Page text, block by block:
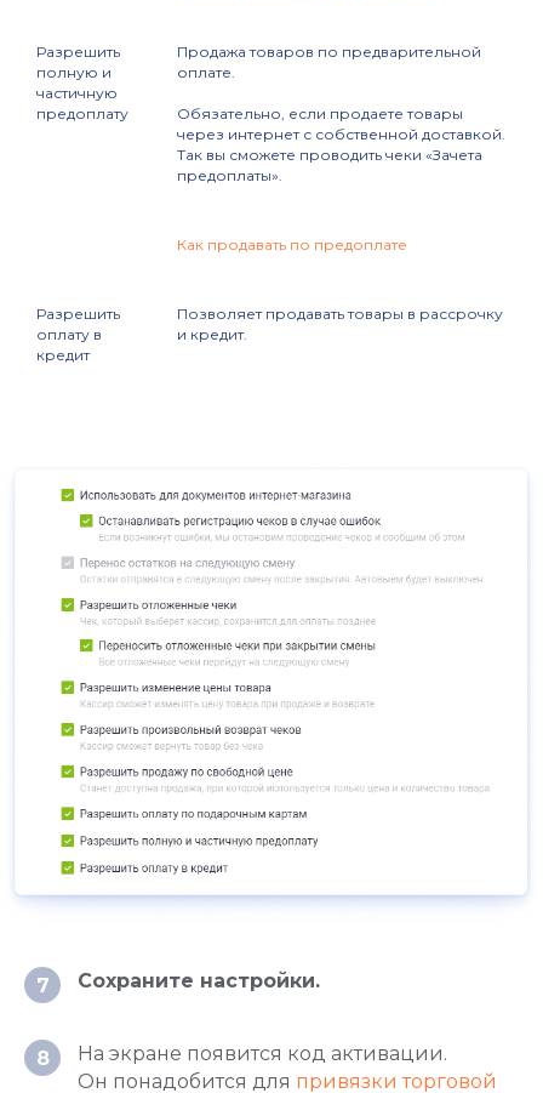
Разрешить
полную и
частичную
предоплату
Продажа товаров по предварительной
оплате.
Обязательно, если продаете товары
через интернет с собственной доставкой.
Так вы сможете проводить чеки «Зачета
предоплаты».
Как продавать по предоплате
Разрешить
оплату в
кредит
Позволяет продавать товары в рассрочку
и кредит.
7 Сохраните настройки.
8
На экране появится код активации.
Он понадобится для привязки торговой